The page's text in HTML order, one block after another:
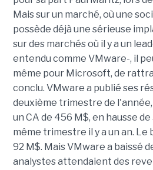
Mais sur un marché, où une
possède déjà une sérieuse
sur des marchés où il y a un
entendu comme VMware-, il
même pour Microsoft, de
conclu. VMware a publié ses
deuxième trimestre de l'année,
un CA de 456 M$, en hausse
même trimestre il y a un an.
92 M$. Mais VMware a baissé
analystes attendaient des